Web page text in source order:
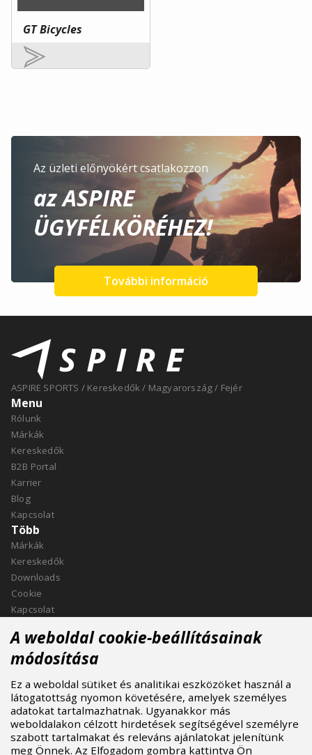
GT Bicycles
Az üzleti előnyökért csatlakozzon
az ASPIRE
ÜGYFÉLKÖRÉHEZ!
További információ
ASPIRE SPORTS / Kereskedők/ Magyarország/ Fejér
Menu
Rólunk
Márkák
Kereskedők
B2B Portal
Karrier
Blog
Kapcsolat
Több
Márkák
Kereskedők
Downloads
Cookie
Kapcsolat
ASPIRE SPORTS, s.r.o.
Jinačovice 514, 664 34 Kuřim
+420 532 199 550
aspire@aspire.eu
A weboldal cookie-beállításainak
módosítása
Ez a weboldal sütiket és analitikai eszközöket használ a
látogatottság nyomon követésére, amelyek személyes
adatokat tartalmazhatnak. Ugyanakkor más
weboldalakon célzott hirdetések segítségével személyre
szabott tartalmakat és releváns ajánlatokat jelenítünk
meg Önnek. Az Elfogadom gombra kattintva Ön